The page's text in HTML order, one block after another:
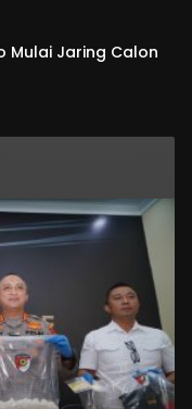
Mulai Jaring Calon